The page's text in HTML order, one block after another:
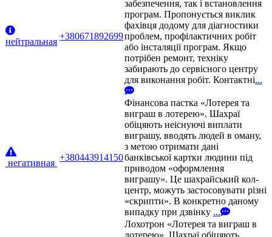
нейтральная
+380671892699
забезпечення, так і встановлення
програм. Пропонується виклик
фахівця додому для діагностики
проблем, профілактичних робіт
або інсталяції програм. Якщо
потрібен ремонт, техніку
забирають до сервісного центру
для виконання робіт. Контактні...
негативная
+380443914150
Фінансова пастка «Лотерея та
виграш в лотерею». Шахраї
обіцяють неіснуючі виплати
виграшу, вводять людей в оману,
з метою отримати дані
банківської картки людини під
приводом «оформлення
виграшу». Це шахрайський кол-
центр, можуть застосовувати різні
«скрипти». В конкретно даному
випадку при дзвінку ...
Лохотрон «Лотерея та виграш в